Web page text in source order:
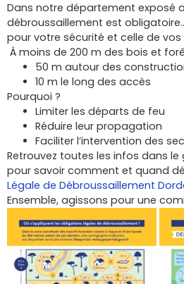
Dans notre département exposé
débroussaillement est
pour votre sécurité et celle de vos
À moins de 200 m des bois et
50 m autour des
10 m le long des accès
Pourquoi ?
Limiter les départs de feu
Réduire leur propagation
Faciliter l’intervention des
Retrouvez toutes les infos dans
pour savoir comment et quand
Légale de Débroussaillement
Ensemble, agissons pour une